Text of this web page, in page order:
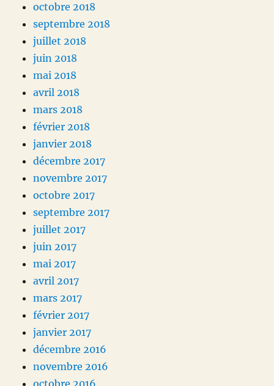
octobre 2018
septembre 2018
juillet 2018
juin 2018
mai 2018
avril 2018
mars 2018
février 2018
janvier 2018
décembre 2017
novembre 2017
octobre 2017
septembre 2017
juillet 2017
juin 2017
mai 2017
avril 2017
mars 2017
février 2017
janvier 2017
décembre 2016
novembre 2016